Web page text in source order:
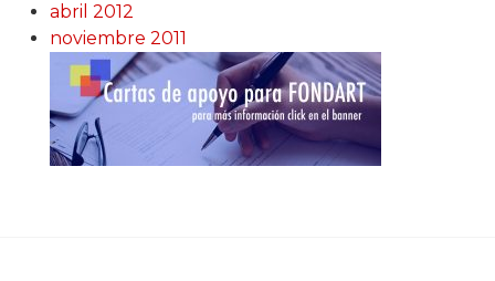
abril 2012
noviembre 2011